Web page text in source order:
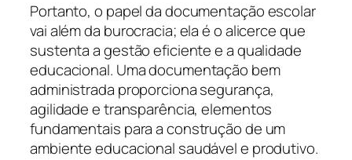
Portanto, o papel da documentação escolar
vai além da burocracia; ela é o alicerce que
sustenta a gestão eficiente e a qualidade
educacional. Uma documentação bem
administrada proporciona segurança,
agilidade e transparência, elementos
fundamentais para a construção de um
ambiente educacional saudável e produtivo.